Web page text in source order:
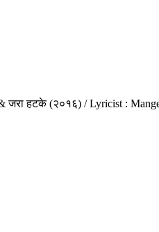
जरा हटके (२०१६) / Lyricist :